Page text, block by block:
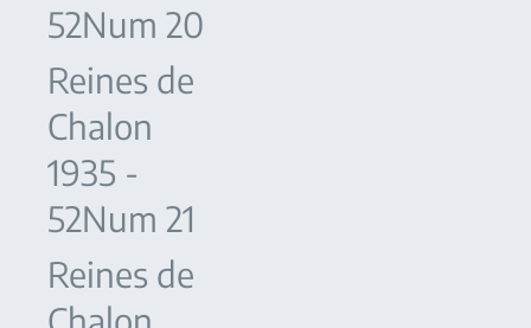
52Num 20
Reines de
Chalon
1935 -
52Num 21
Reines de